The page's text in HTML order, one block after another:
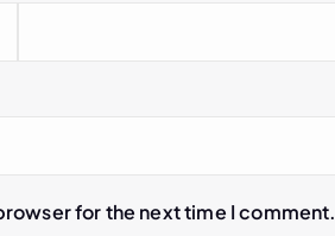
for the next time I comment.